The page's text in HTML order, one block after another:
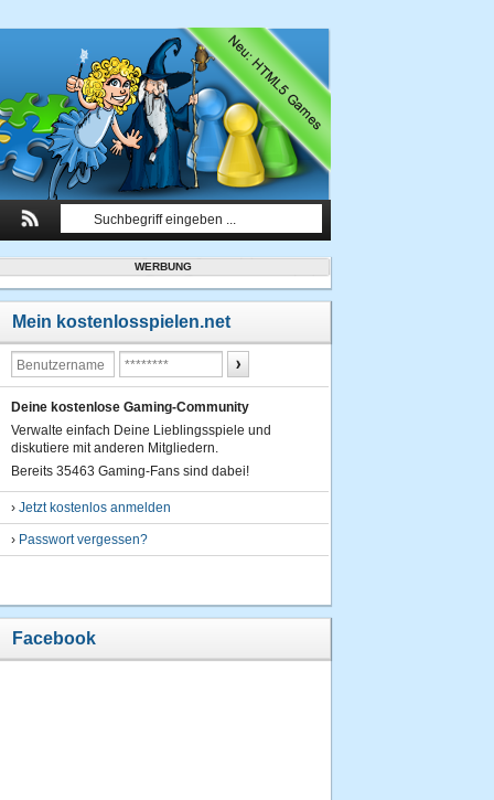
WERBUNG
Mein kostenlosspielen.net
Deine kostenlose Gaming-Community
Verwalte einfach Deine Lieblingsspiele und
diskutiere mit anderen Mitgliedern.
Bereits 35463 Gaming-Fans sind dabei!
› Jetzt kostenlos anmelden
› Passwort vergessen?
Facebook